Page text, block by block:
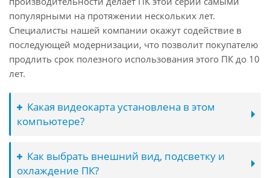
популярными на протяжении нескольких лет.
Специалисты нашей компании окажут содействие в
последующей модернизации, что позволит покупателю
продлить срок полезного использования этого ПК до 10
лет.
Какая видеокарта установлена в этом
компьютере?
Как выбрать внешний вид, подсветку и
охлаждение ПК?